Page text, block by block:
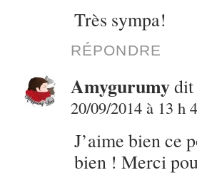
Très sympa!
RÉPONDRE
Amygurumy
20/09/2014 à 13 h
J’aime bien ce
bien ! Merci